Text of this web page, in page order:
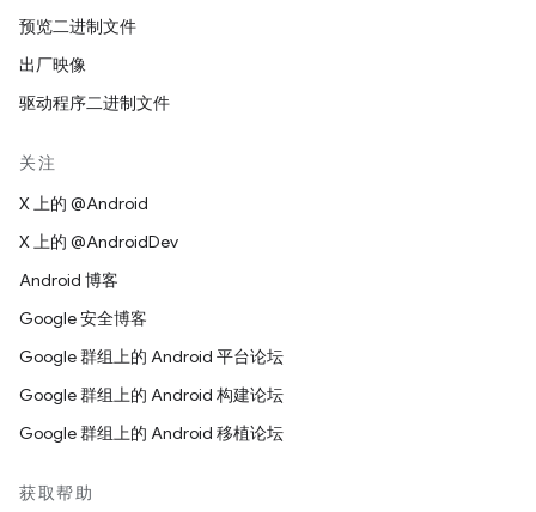
预览二进制文件
出厂映像
驱动程序二进制文件
关注
X 上的 @Android
X 上的 @AndroidDev
Android 博客
Google 安全博客
Google 群组上的 Android 平台论坛
Google 群组上的 Android 构建论坛
Google 群组上的 Android 移植论坛
获取帮助